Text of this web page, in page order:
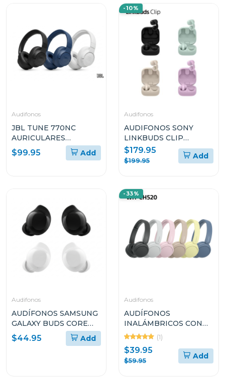
Audifonos
JBL TUNE 770NC
AURICULARES
CIRCUMAURALES
INALÁMBRICOS CON
$99.95 Add
-10%
Audifonos
AUDIFONOS SONY
LINKBUDS CLIP
TOTALMENTE
INALÁMBRICOS
$179.95
$199.95
Add
Audifonos
AUDÍFONOS SAMSUNG
GALAXY BUDS CORE
SMR410N
$44.95 Add
-33%
Audifonos
AUDÍFONOS
INALÁMBRICOS CON
MICRÓFONO SONY
WHCH520
(1)
$39.95
$59.95
Add